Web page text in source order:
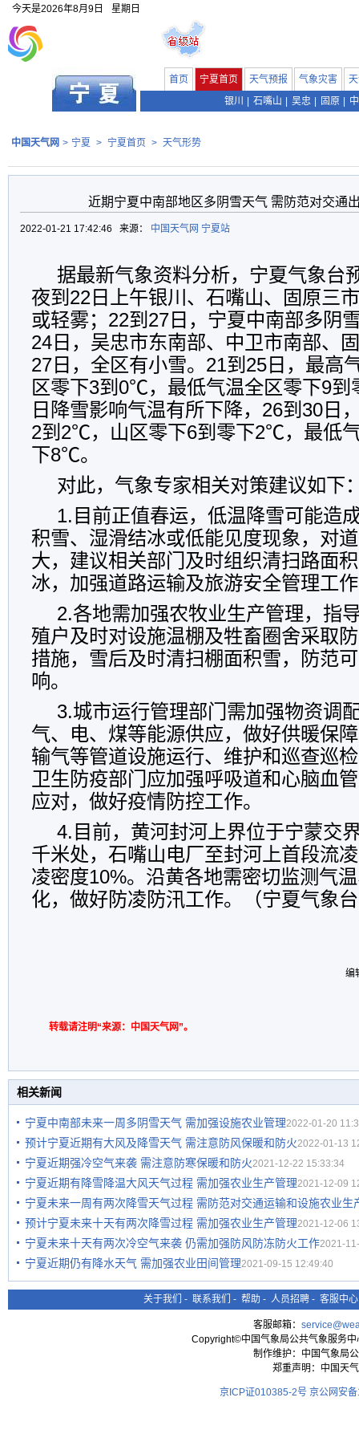
今天是2026年8月9日 星期日
首页 宁夏首页 天气预报 气象灾害
银川
石嘴山 吴忠 固原
中国天气网 > 宁夏 > 宁夏首页 > 天气形势
近期宁夏中南部地区多阴雪天气 需防范对交通
2022-01-21 17:42:46 来源： 中国天气网 宁夏站
据最新气象资料分析，宁夏气象台
夜到22日上午银川、石嘴山、固原三
或轻雾；22到27日，宁夏中南部多阴
24日，吴忠市东南部、中卫市南部、
27日，全区有小雪。21到25日，最高
区零下3到0℃，最低气温全区零下9
日降雪影响气温有所下降，26到30日
2到2℃，山区零下6到零下2℃，最低
下8℃。
对此，气象专家相关对策建议如下
1.目前正值春运，低温降雪可能造
积雪、湿滑结冰或低能见度现象，对
大，建议相关部门及时组织清扫路面
冰，加强道路运输及旅游安全管理工
2.各地需加强农牧业生产管理，指
殖户及时对设施温棚及牲畜圈舍采取
措施，雪后及时清扫棚面积雪，防范
响。
3.城市运行管理部门需加强物资调
气、电、煤等能源供应，做好供暖保
输气等管道设施运行、维护和巡查巡
卫生防疫部门应加强呼吸道和心脑血
应对，做好疫情防控工作。
4.目前，黄河封河上界位于宁蒙交
千米处，石嘴山电厂至封河上首段流
凌密度10%。沿黄各地需密切监测气
化，做好防凌防汛工作。（宁夏气象
编
转载请注明“来源：中国天气网”。
相关新闻
宁夏中南部未来一周多阴雪天气 需加强设施农业管理2022-01-20
预计宁夏近期有大风及降雪天气 需注意防风保暖和防火2022-01-13
宁夏近期强冷空气来袭 需注意防寒保暖和防火2021-12-22 15:33:34
宁夏近期有降雪降温大风天气过程 需加强农业生产管理2021-12-09
宁夏未来一周有两次降雪天气过程 需防范对交通运输和设施农业生
预计宁夏未来十天有两次降雪过程 需加强农业生产管理2021-12-06
宁夏未来十天有两次冷空气来袭 仍需加强防风防冻防火工作2021-
宁夏近期仍有降水天气 需加强农业田间管理2021-09-15 12:49:40
关于我们 - 联系我们 - 帮助 - 人员招聘 - 客服中心
客服邮箱：
Copyright©中国气象局公共气象服务
制作维护：中国气象局
郑重声明：中国天
京ICP证010385-2号 京公网安